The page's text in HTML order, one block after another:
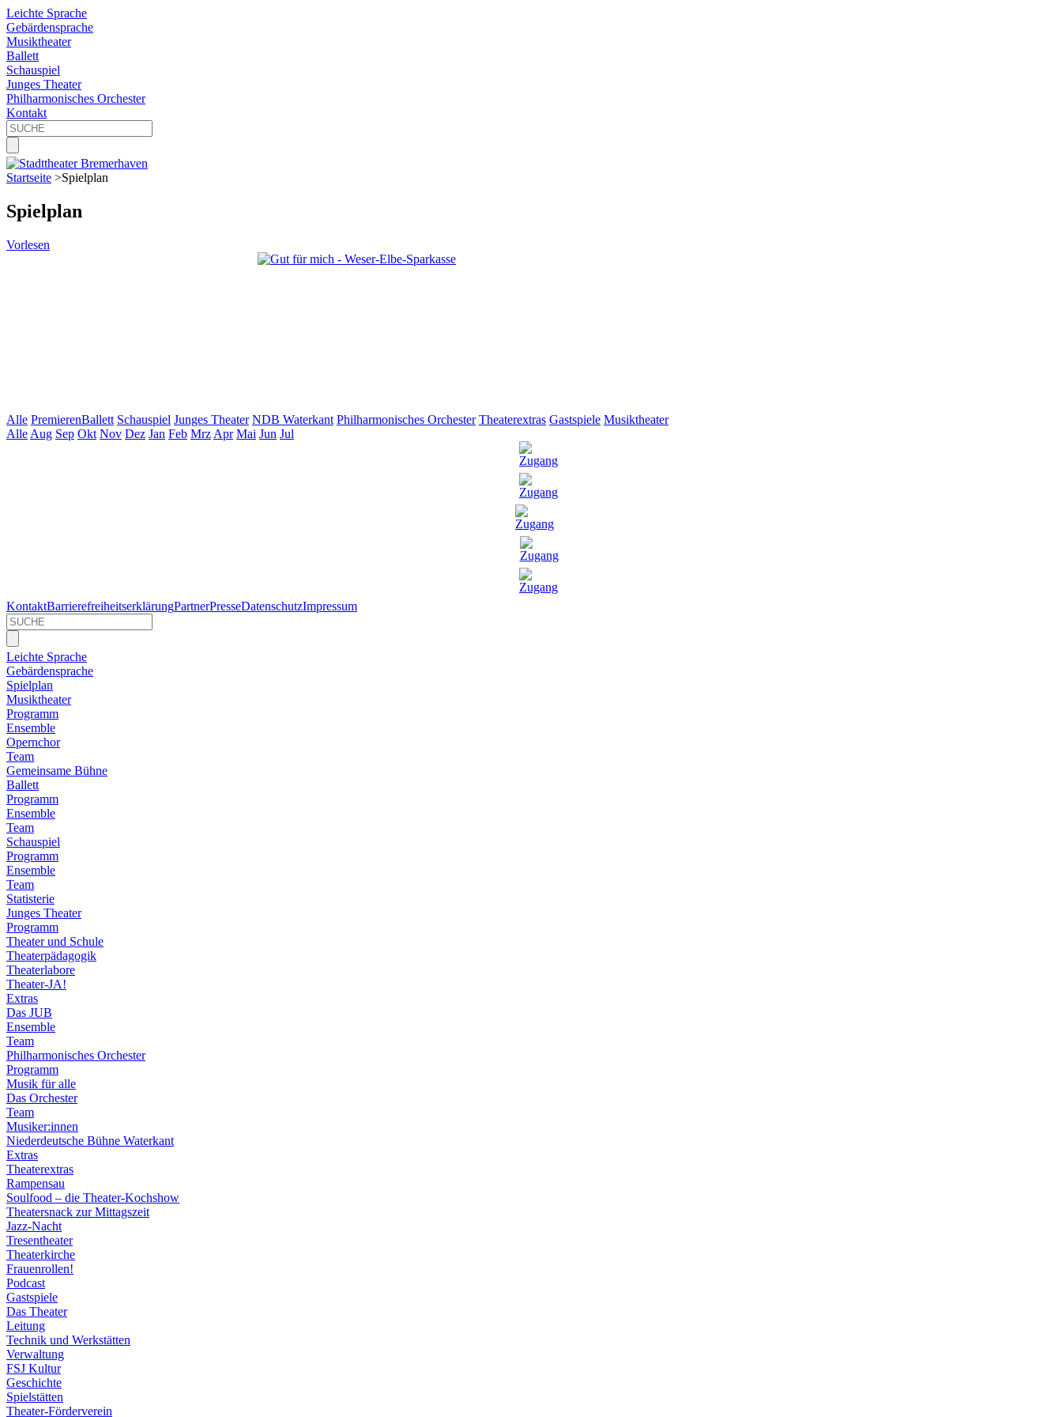
Leichte Sprache
Gebärdensprache
Musiktheater
Ballett
Schauspiel
Junges Theater
Philharmonisches Orchester
Kontakt
Startseite >Spielplan
Spielplan
Vorlesen
Alle PremierenBallett Schauspiel Junges Theater NDB Waterkant Philharmonisches Orchester Theaterextras Gastspiele Musiktheater
Alle Aug Sep Okt Nov Dez Jan Feb Mrz Apr Mai Jun Jul
KontaktBarrierefreiheitserklärungPartnerPresseDatenschutzImpressum
Leichte Sprache
Gebärdensprache
Spielplan
Musiktheater
Programm
Ensemble
Opernchor
Team
Gemeinsame Bühne
Ballett
Programm
Ensemble
Team
Schauspiel
Programm
Ensemble
Team
Statisterie
Junges Theater
Programm
Theater und Schule
Theaterpädagogik
Theaterlabore
Theater-JA!
Extras
Das JUB
Ensemble
Team
Philharmonisches Orchester
Programm
Musik für alle
Das Orchester
Team
Musiker:innen
Niederdeutsche Bühne Waterkant
Extras
Theaterextras
Rampensau
Soulfood – die Theater-Kochshow
Theatersnack zur Mittagszeit
Jazz-Nacht
Tresentheater
Theaterkirche
Frauenrollen!
Podcast
Gastspiele
Das Theater
Leitung
Technik und Werkstätten
Verwaltung
FSJ Kultur
Geschichte
Spielstätten
Theater-Förderverein